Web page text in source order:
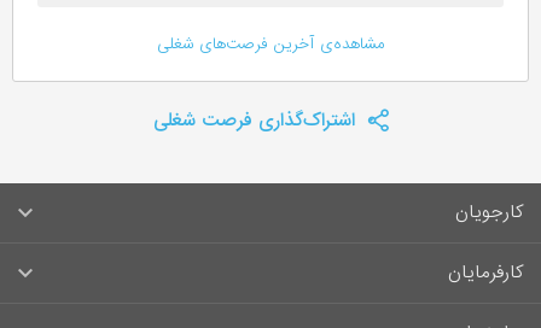
مشاهده‌ی آخرین فرصت‌های شغلی
اشتراک‌گذاری فرصت شغلی
کارجویان
سوالات متداول کارجویان
کارفرمایان